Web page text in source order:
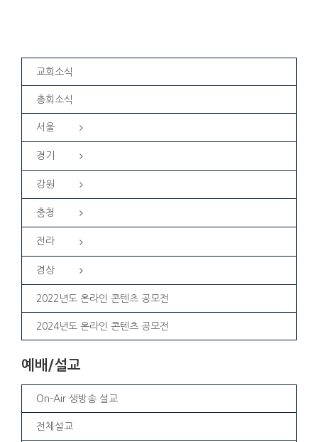
교회소식
총회소식
서울
경기
강원
충청
전라
경상
2022년도 온라인 콘텐츠 공모전
2024년도 온라인 콘텐츠 공모전
예배/설교
On-Air 생방송 설교
전체설교